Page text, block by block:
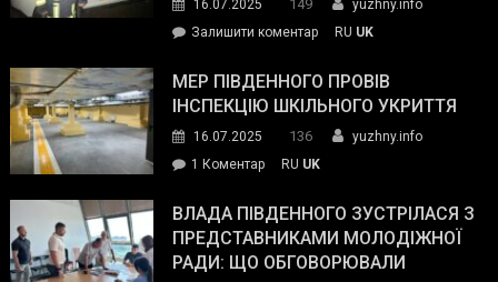
силових
та
органів:
«Наш
спільний
окупанти.
Маємо
діяти
16.07.2025 149
yuzhny.info
Залишити коментарon
ДСНС
власноруч
пожежу
у
RU UK
МЕР ПІВДЕННОГО ПРОВІВ
ІНСПЕКЦІЮ ШКІЛЬНОГО УКРИТТЯ
16.07.2025 136
yuzhny.info
1 Коментардо
Південного
провів
інспекцію
RU UK
ВЛАДА ПІВДЕННОГО ЗУСТРІЛАСЯ З
ПРЕДСТАВНИКАМИ МОЛОДІЖНОЇ
РАДИ: ЩО ОБГОВОРЮВАЛИ